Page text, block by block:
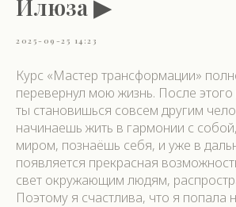
Илюза ▶
2025-09-25 14:23
Курс «Мастер трансформации»
перевернул мою жизнь. После этого
ты становишься совсем другим
начинаешь жить в гармонии с
миром, познаёшь себя, и уже в
появляется прекрасная
свет окружающим людям,
Поэтому я счастлива, что я попала